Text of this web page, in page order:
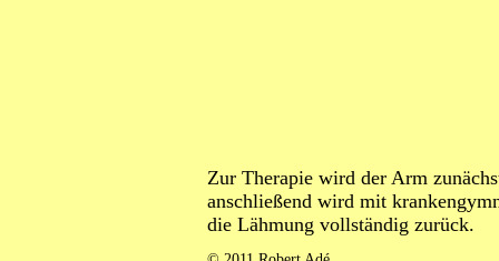
Zur Therapie wird der Arm
anschließend wird mit
die Lähmung vollständig zurück.